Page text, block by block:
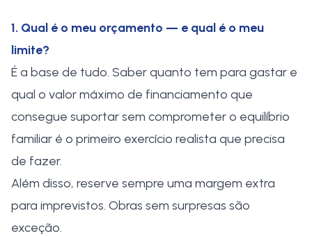
1. Qual é o meu orçamento — e qual é o meu
limite?
É a base de tudo. Saber quanto tem para gastar e
qual o valor máximo de financiamento que
consegue suportar sem comprometer o equilíbrio
familiar é o primeiro exercício realista que precisa
de fazer.
Além disso, reserve sempre uma margem extra
para imprevistos. Obras sem surpresas são
exceção.